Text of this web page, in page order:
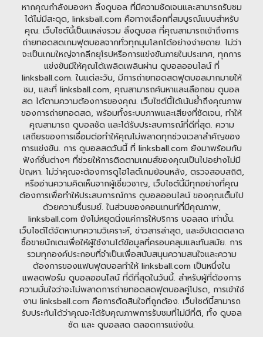
หากคุณกำลังมองหา ลิ้งดูบอล ที่มีความชัดเจนและสามารถรับชม
ได้ไม่มีสะดุด, linksball.com คือทางเลือกที่สมบูรณ์แบบสำหรับ
คุณ. เว็บไซต์นี้เป็นแหล่งรวม ลิ้งดูบอล ที่คุณสามารถเข้าถึงการ
ถ่ายทอดสดเกมฟุตบอลจากทั่วทุกมุมโลกได้อย่างง่ายดาย. ไม่ว่า
จะเป็นเกมใหญ่จากลีกยุโรปหรือการแข่งขันภายในประเทศ, ทุกการ
แข่งขันมีให้คุณได้เพลิดเพลินผ่าน ดูบอลออนไลน์ ที่
linksball.com. ในแต่ละวัน, มีการถ่ายทอดสดฟุตบอลมากมายให้
ชม, และที่ linksball.com, คุณสามารถค้นหาและเลือกชม ดูบอล
สด ได้ตามความต้องการของคุณ. เว็บไซต์นี้ได้เน้นย้ำถึงคุณภาพ
ของการถ่ายทอดสด, พร้อมทั้งระบบภาพและเสียงที่ชัดเจน, ทำให้
คุณสามารถ ดูบอลชัด และได้รับประสบการณ์ที่ดีที่สุด. ความ
เสถียรของการเชื่อมต่อทำให้คุณไม่พลาดทุกช่วงเวลาสำคัญของ
การแข่งขัน. การ ดูบอลสดวันนี้ ที่ linksball.com ยังมาพร้อมกับ
ฟังก์ชั่นต่างๆ ที่ช่วยให้การติดตามเกมส์ของคุณเป็นไปอย่างไม่มี
ปัญหา. ไม่ว่าคุณจะต้องการดูไฮไลต์เกมย้อนหลัง, ตรวจสอบสถิติ,
หรืออ่านความคิดเห็นจากผู้เชี่ยวชาญ, เว็บไซต์นี้มีทุกอย่างที่คุณ
ต้องการเพื่อทำให้ประสบการณ์การ ดูบอลออนไลน์ ของคุณเต็มไป
ด้วยความรื่นรมย์. ในส่วนของคอนเทนท์ที่มีคุณภาพ,
linksball.com ยังไม่หยุดนิ่งแค่การให้บริการ บอลสด เท่านั้น.
เว็บไซต์ได้จัดหาบทความวิเคราะห์, ข่าวสารล่าสุด, และอัปเดตตลาด
ซื้อขายนักเตะเพื่อให้ผู้ใช้งานได้ข้อมูลที่ครอบคลุมและทันสมัย. การ
รวมทุกองค์ประกอบที่จำเป็นเพื่อสนับสนุนความสนใจและความ
ต้องการของแฟนฟุตบอลทำให้ linksball.com เป็นหนึ่งใน
แพลตฟอร์ม ดูบอลออนไลน์ ที่ดีที่สุดในวันนี้. สำหรับผู้ที่ต้องการ
ความมั่นใจว่าจะไม่พลาดการถ่ายทอดสดฟุตบอลคู่โปรด, การเข้าใช้
งาน linksball.com คือการตัดสินใจที่ถูกต้อง. เว็บไซต์นี้สามารถ
รับประกันได้ว่าคุณจะได้รับคุณภาพการรับชมที่ไม่มีที่ติ, ทั้ง ดูบอล
ชัด และ ดูบอลสด ตลอดการแข่งขัน.